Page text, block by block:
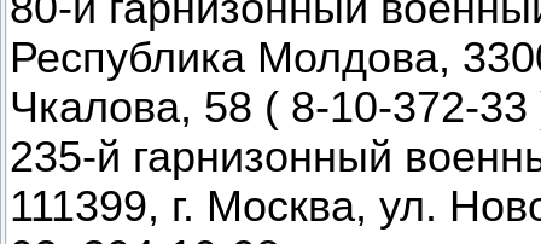
Республика Молдова,
Чкалова, 58 ( 8-10-372-
235-й гарнизонный
111399, г. Москва, ул.